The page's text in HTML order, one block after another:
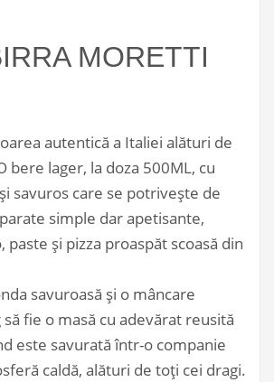
MORETTI
autentică a Italiei alături de
bere lager, la doza 500ML, cu
savuros care se potrivește de
simple dar apetisante,
și pizza proaspăt scoasă din
savuroasă și o mâncare
să fie o masă cu adevărat reusită
este savurată într-o companie
caldă, alături de toți cei dragi.